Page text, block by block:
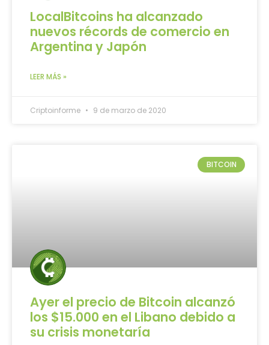
LocalBitcoins ha alcanzado
nuevos récords de comercio en
Argentina y Japón
LEER MÁS »
Criptoinforme 9 de marzo de 2020
BITCOIN
Ayer el precio de Bitcoin alcanzó
los $15.000 en el Libano debido a
su crisis monetaría